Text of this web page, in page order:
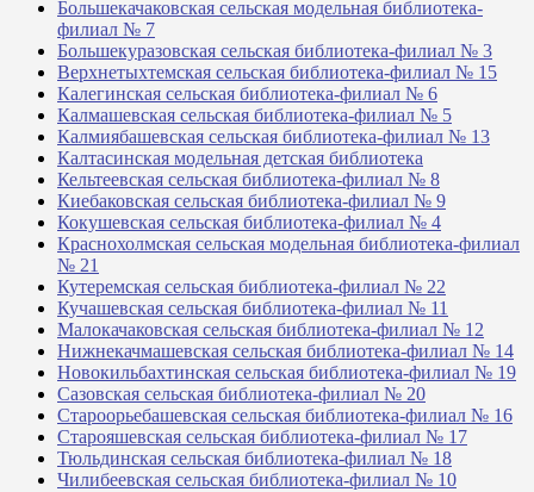
Большекачаковская сельская модельная библиотека-
филиал № 7
Большекуразовская сельская библиотека-филиал № 3
Верхнетыхтемская сельская библиотека-филиал № 15
Калегинская сельская библиотека-филиал № 6
Калмашевская сельская библиотека-филиал № 5
Калмиябашевская сельская библиотека-филиал № 13
Калтасинская модельная детская библиотека
Кельтеевская сельская библиотека-филиал № 8
Киебаковская сельская библиотека-филиал № 9
Кокушевская сельская библиотека-филиал № 4
Краснохолмская сельская модельная библиотека-филиал
№ 21
Кутеремская сельская библиотека-филиал № 22
Кучашевская сельская библиотека-филиал № 11
Малокачаковская сельская библиотека-филиал № 12
Нижнекачмашевская сельская библиотека-филиал № 14
Новокильбахтинская сельская библиотека-филиал № 19
Сазовская сельская библиотека-филиал № 20
Староорьебашевская сельская библиотека-филиал № 16
Старояшевская сельская библиотека-филиал № 17
Тюльдинская сельская библиотека-филиал № 18
Чилибеевская сельская библиотека-филиал № 10